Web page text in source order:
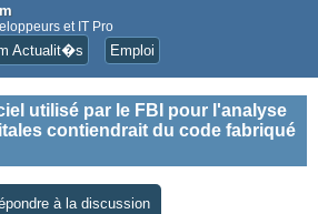
et IT Pro
Actualit�s Emploi
utilisé par le FBI pour l'analyse
contiendrait du code fabriqué
à la discussion